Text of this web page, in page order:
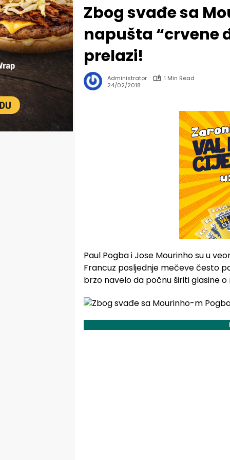
Zbog svađe sa
napušta “crvene
prelazi!
Administrator
1 Min Read
24/02/2018
Paul Pogba i Jose Mourinho su u
Francuz posljednje mečeve često
brzo navelo da počnu širiti glasine